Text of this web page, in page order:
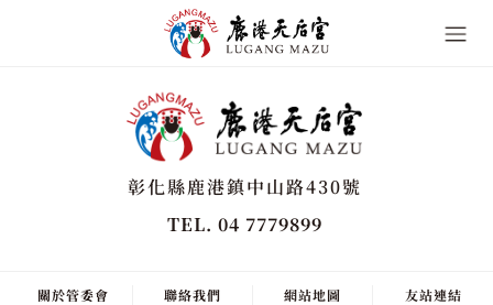
彰化縣鹿港鎮中山路430號
TEL. 04 7779899
關於管委會 聯絡我們 網站地圖 友站連結